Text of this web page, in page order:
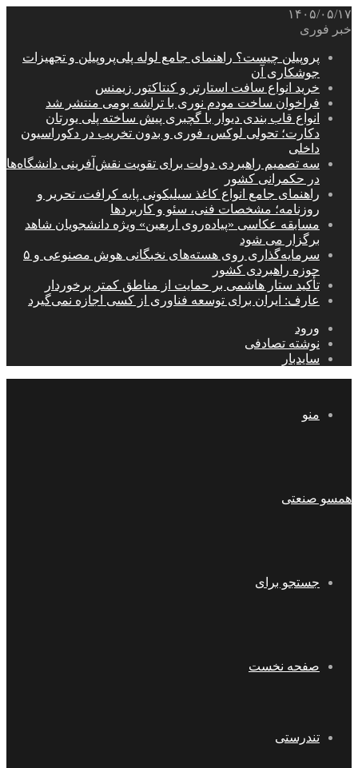
۱۴۰۵/۰۵/۱۷
خبر فوری
پروپیلن چیست؟ راهنمای جامع لوله پلی‌پروپیلن و تجهیزات
جوشکاری آن
خرید انواع سافت استارتر و کنتاکتور زیمنس
فراخوان ساخت مودم نوری با تراشه بومی منتشر شد
انواع قاب بندی دیوار با گچبری پیش ساخته پلی یورتان
دکارت؛ تحولی لوکس، فوری و بدون تخریب در دکوراسیون
داخلی
سه تصمیم راهبردی دولت برای تقویت نقش‌آفرینی دانشگاه‌ها
در حکمرانی کشور
راهنمای جامع انواع کاغذ سیلیکونی پایه کرافت، تحریر و
روزنامه؛ مشخصات فنی، سئو و کاربردها
مسابقه عکاسی «پیاده‌روی اربعین» ویژه دانشجویان شاهد
برگزار می شود
سرمایه‌گذاری روی هسته‌های نخبگانی هوش مصنوعی و ۵
حوزه راهبردی کشور
تأکید ستار هاشمی بر حمایت از مناطق کمتر برخوردار
عارف: ایران برای توسعه فناوری از کسی اجازه نمی‌گیرد
ورود
نوشته تصادفی
سایدبار
منو
همسو صنعتی
جستجو برای
صفحه نخست
تندرستی